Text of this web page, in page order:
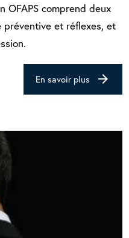
OFAPS comprend deux
préventive et réflexes, et
En savoir plus arrow_forward